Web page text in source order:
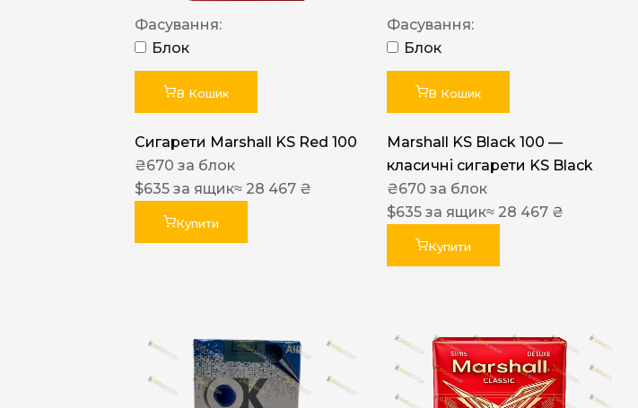
Leana
ASTRU
De Santis
MONUS
Фасування:
Блок
В Кошик
Сигарети Marshall KS Red 100
₴670 за блок
$635 за ящик≈ 28 467 ₴
Купити
Фасування:
Блок
В Кошик
Marshall KS Black 100 —
класичні сигарети KS Black
₴670 за блок
$635 за ящик≈ 28 467 ₴
Купити